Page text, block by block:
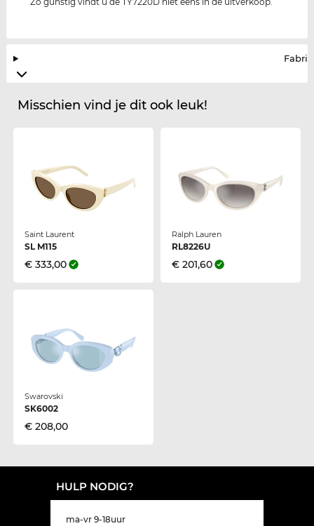
Misschien vind je dit ook leuk!
Saint Laurent
SL M115
€ 333,00
Ralph Lauren
RL8226U
€ 201,60
Swarovski
SK6002
€ 208,00
HULP NODIG?
ma-vr 9-18uur